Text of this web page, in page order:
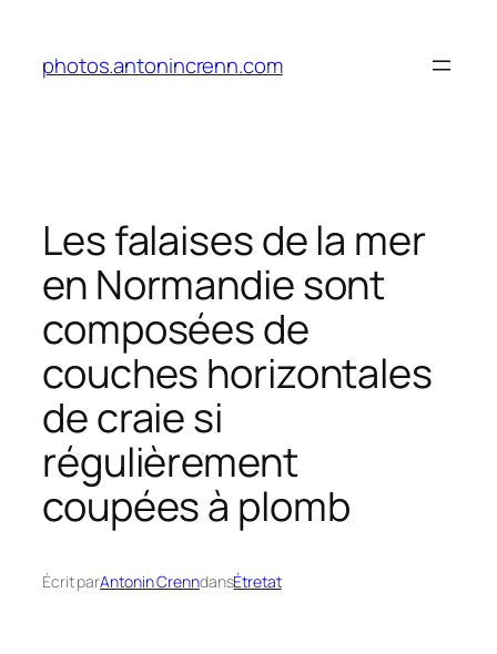
contenu
photos.antonincrenn.com
Les falaises de la mer
en Normandie sont
composées de
couches horizontales
de craie si
régulièrement
coupées à plomb
Écrit parAntonin CrenndansÉtretat